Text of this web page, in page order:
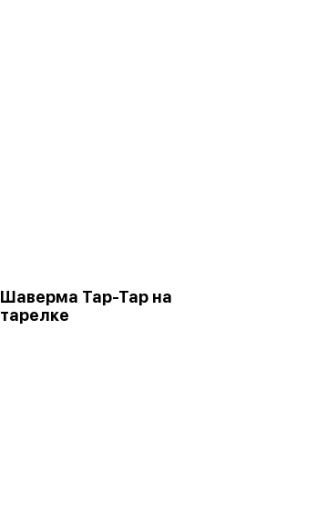
Шаверма Тар-Тар на
тарелке